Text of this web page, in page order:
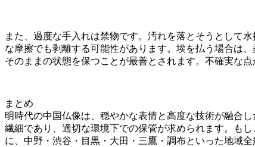
また、過度な手入れは禁物です。汚れを落とそうとして
な摩擦でも剥離する可能性があります。埃を払う場合は
そのままの状態を保つことが最善とされます。不確実な
まとめ
明時代の中国仏像は、穏やかな表情と高度な技術が融合
繊細であり、適切な環境下での保管が求められます。も
に、中野・渋谷・目黒・大田・三鷹・調布といった地域